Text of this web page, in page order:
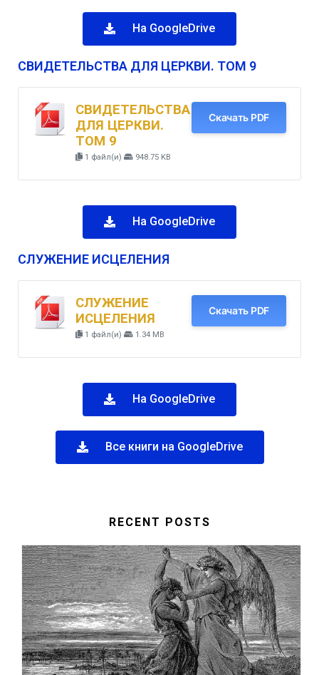
На GoogleDrive
СВИДЕТЕЛЬСТВА ДЛЯ ЦЕРКВИ. ТОМ 9
СВИДЕТЕЛЬСТВА
ДЛЯ ЦЕРКВИ.
ТОМ 9
1 файл(и) 948.75 KB
Скачать PDF
На GoogleDrive
СЛУЖЕНИЕ ИСЦЕЛЕНИЯ
СЛУЖЕНИЕ
ИСЦЕЛЕНИЯ
1 файл(и) 1.34 MB
Скачать PDF
На GoogleDrive
Все книги на GoogleDrive
RECENT POSTS